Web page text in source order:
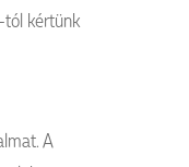
tól kértünk
A